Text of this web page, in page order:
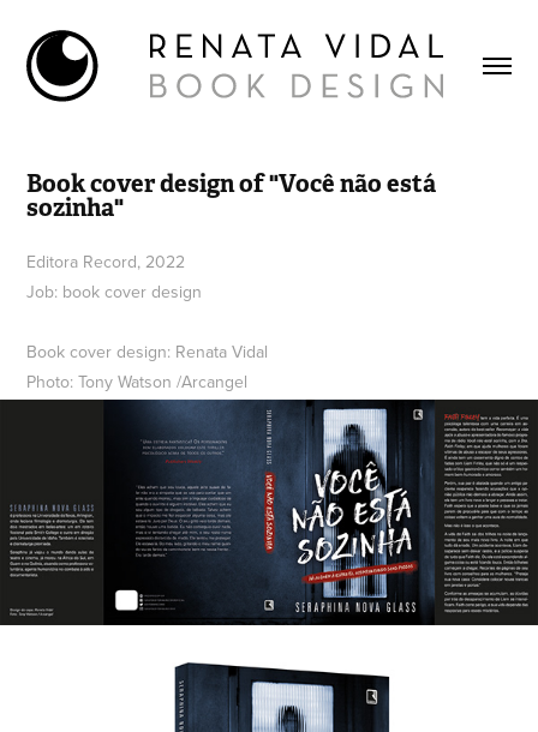
Book cover design of "Você não está
sozinha"
Editora Record, 2022
Job: book cover design
Book cover design: Renata Vidal
Photo: Tony Watson /Arcangel